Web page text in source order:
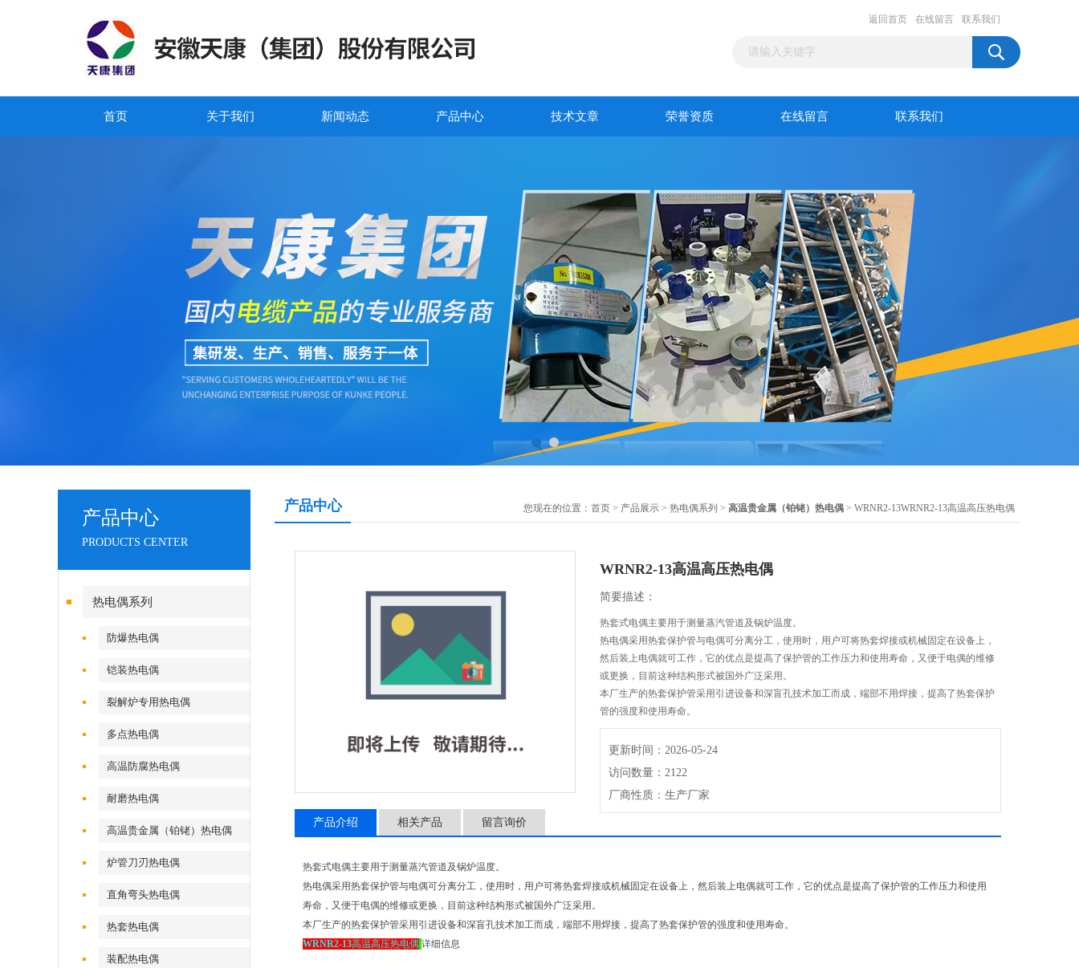
返回首页 在线留言 联系我们
首页 关于我们 新闻动态 产品中心 技术文章 荣誉资质 在线留言 联系我们
产品中心
PRODUCTS CENTER
热电偶系列
防爆热电偶
铠装热电偶
裂解炉专用热电偶
多点热电偶
高温防腐热电偶
耐磨热电偶
高温贵金属（铂铑）热电偶
炉管刀刃热电偶
直角弯头热电偶
热套热电偶
装配热电偶
产品中心 您现在的位置： 首页 > 产品展示 > 热电偶系列 > 高温贵金属（铂铑）热电偶 > WRNR2-13WRNR2-13高温高压热电偶
WRNR2-13高温高压热电偶
简要描述：
热套式电偶主要用于测量蒸汽管道及锅炉温度。
热电偶采用热套保护管与电偶可分离分工，使用时，用户可将热套焊接或机械固定在设备上，
然后装上电偶就可工作，它的优点是提高了保护管的工作压力和使用寿命，又便于电偶的维修
或更换，目前这种结构形式被国外广泛采用。
本厂生产的热套保护管采用引进设备和深盲孔技术加工而成，端部不用焊接，提高了热套保护
管的强度和使用寿命。
更新时间：2026-05-24
访问数量：2122
厂商性质：生产厂家
产品介绍 相关产品 留言询价
热套式电偶主要用于测量蒸汽管道及锅炉温度。
热电偶采用热套保护管与电偶可分离分工，使用时，用户可将热套焊接或机械固定在设备上，然后装上电偶就可工作，它的优点是提高了保护管的工作压力和使用
寿命，又便于电偶的维修或更换，目前这种结构形式被国外广泛采用。
本厂生产的热套保护管采用引进设备和深盲孔技术加工而成，端部不用焊接，提高了热套保护管的强度和使用寿命。
WRNR2-13高温高压热电偶 详细信息